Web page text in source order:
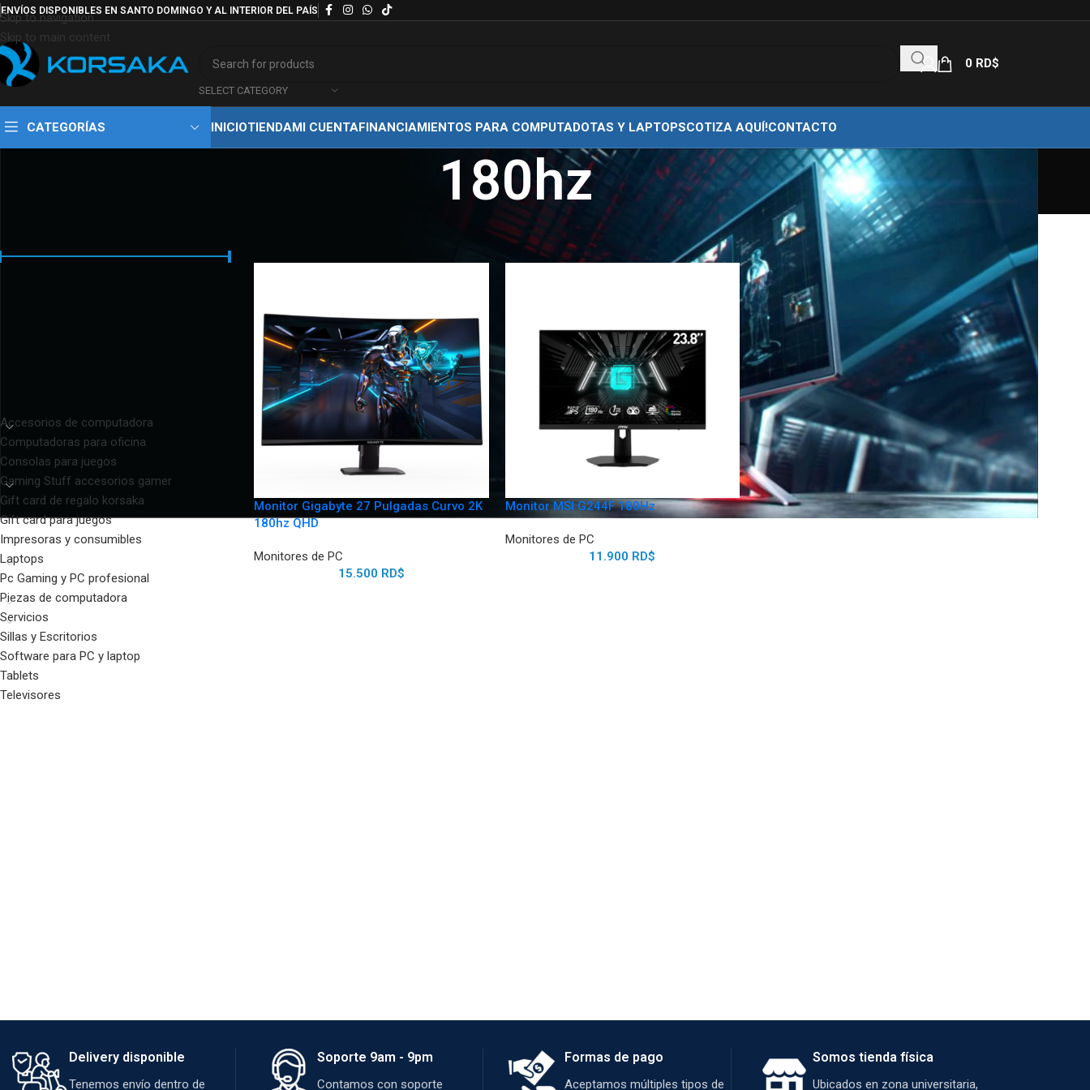
Skip to navigation
Skip to main content
ENVÍOS DISPONIBLES EN SANTO DOMINGO Y AL INTERIOR DEL PAÍS
SELECT CATEGORY
0 RD$
CATEGORÍAS INICIOTIENDAMI CUENTAFINANCIAMIENTOS PARA COMPUTADOTAS Y LAPTOPSCOTIZA AQUÍ!CONTACTO
180hz
Accesorios de computadora
Computadoras para oficina
Consolas para juegos
Gaming Stuff accesorios gamer
Gift card de regalo korsaka
Gift card para juegos
Impresoras y consumibles
Laptops
Pc Gaming y PC profesional
Piezas de computadora
Servicios
Sillas y Escritorios
Software para PC y laptop
Tablets
Televisores
Show 18
Monitor Gigabyte 27 Pulgadas Curvo 2K
180hz QHD
Monitores de PC
15.500 RD$
Monitor MSI G244F 180Hz
Monitores de PC
11.900 RD$
Delivery disponible
Tenemos envío dentro de
Soporte 9am - 9pm
Contamos con soporte
Formas de pago
Aceptamos múltiples tipos de
Somos tienda física
Ubicados en zona universitaria,